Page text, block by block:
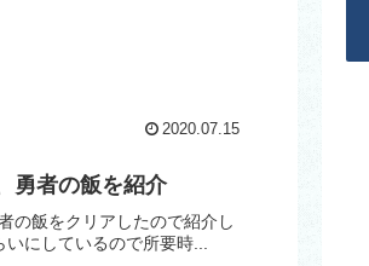
2020.07.15
勇者の飯を紹介
の飯をクリアしたので紹介し
にしているので所要時...